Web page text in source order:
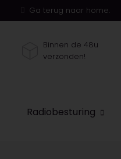
Ga terug naar home.
Binnen de 48u
verzonden!
Radiobesturing